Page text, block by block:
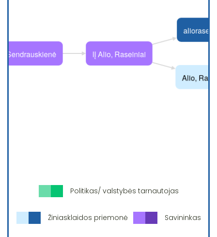
Politikas/ valstybės tarnautojas
Žiniasklaidos priemonė Savininkas